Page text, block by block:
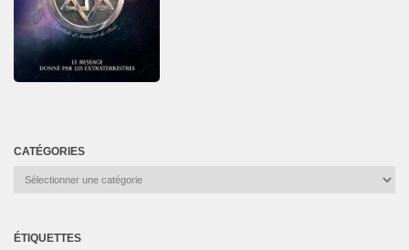
CATÉGORIES
Catégories
ÉTIQUETTES